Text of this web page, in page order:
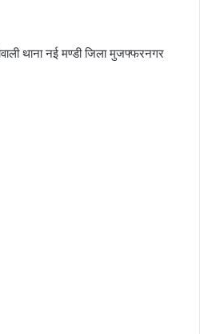
थाना नई मण्डी जिला मुजफ्फरनगर